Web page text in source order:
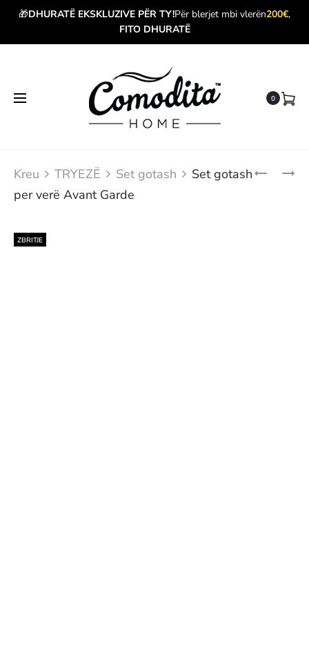
🎁DHURATË EKSKLUZIVE PËR TY!Për blerjet mbi vlerën200€,
FITO DHURATË
0
Kreu TRYEZË Set gotash
Set gotash
per verë Avant Garde
ZBRITJE